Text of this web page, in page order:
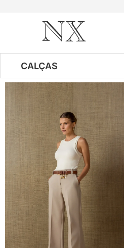
CALÇAS